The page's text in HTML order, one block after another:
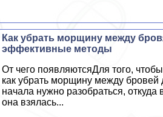
Как убрать морщину между
эффективные методы
От чего появляютсяДля того,
как убрать морщину между бровей
начала нужно разобраться, откуда
она взялась...